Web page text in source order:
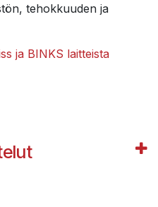
tehokkuuden ja
ja BINKS laitteista